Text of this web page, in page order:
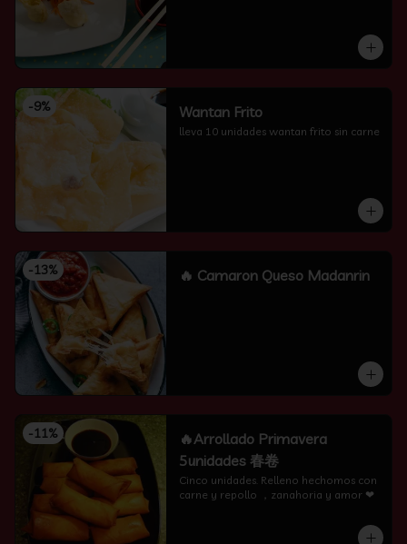
-9% Wantan Frito
lleva 10 unidades wantan frito sin carne
-13% 🔥 Camaron Queso Madanrin
-11%
🔥Arrollado Primavera
5unidades 春卷
Cinco unidades. Relleno hechomos con
carne y repollo ，zanahoria y amor ❤